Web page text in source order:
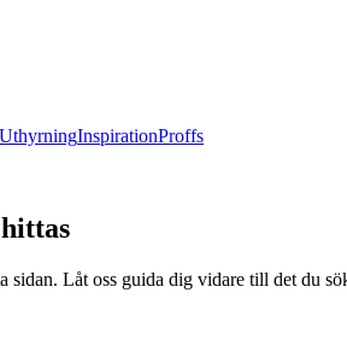
UthyrningInspirationProffs
sidan. Låt oss guida dig vidare till det du